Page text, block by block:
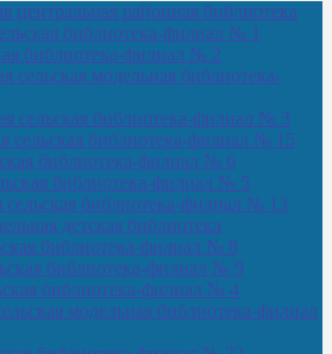
центральная районная библиотека
библиотека-филиал № 1
библиотека-филиал № 2
сельская модельная библиотека-
сельская библиотека-филиал № 3
сельская библиотека-филиал № 15
библиотека-филиал № 6
библиотека-филиал № 5
библиотека-филиал № 13
детская библиотека
библиотека-филиал № 8
библиотека-филиал № 9
библиотека-филиал № 4
модельная библиотека-филиал